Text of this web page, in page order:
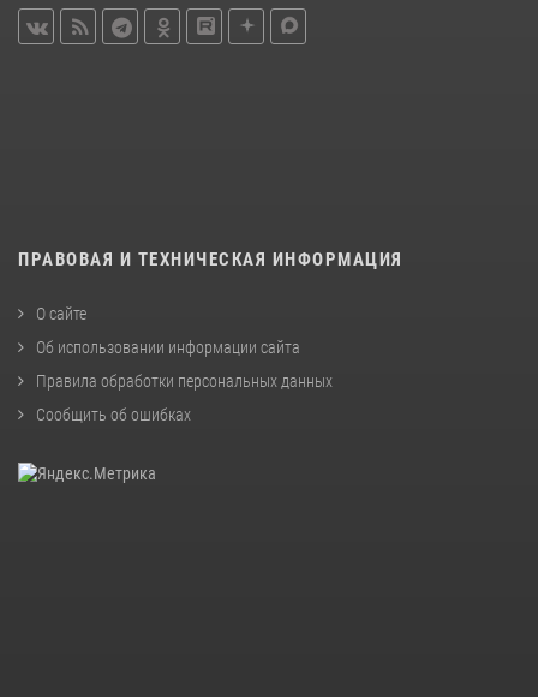
ПРАВОВАЯ И ТЕХНИЧЕСКАЯ ИНФОРМАЦИЯ
О сайте
Об использовании информации сайта
Правила обработки персональных данных
Сообщить об ошибках